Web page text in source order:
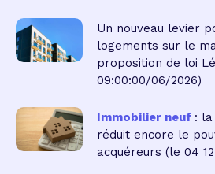
Un nouveau levier
logements sur le
proposition de loi
09:00:00/06/2026)
Immobilier neuf :
réduit encore le
acquéreurs (le 04